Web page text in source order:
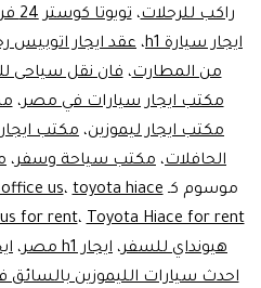
راكب للرحلات،تويوتا كوستر 24 فرد
ايجار سيارة h1
، عقد ايجار اتوبيس
من المطارت،فان نقل سياحى
مكتب ايجار سيارات في مصر،
مكتب ايجار ليموزين، مكتب
الحافلات، مكتب سياحة وسفر،
موسوم كـ
us،toyota hiace
for rent،Toyota Hiace for rent
هيونداي للسفر، ايجار h1 مصر ،
احدث سيارات الليموزين